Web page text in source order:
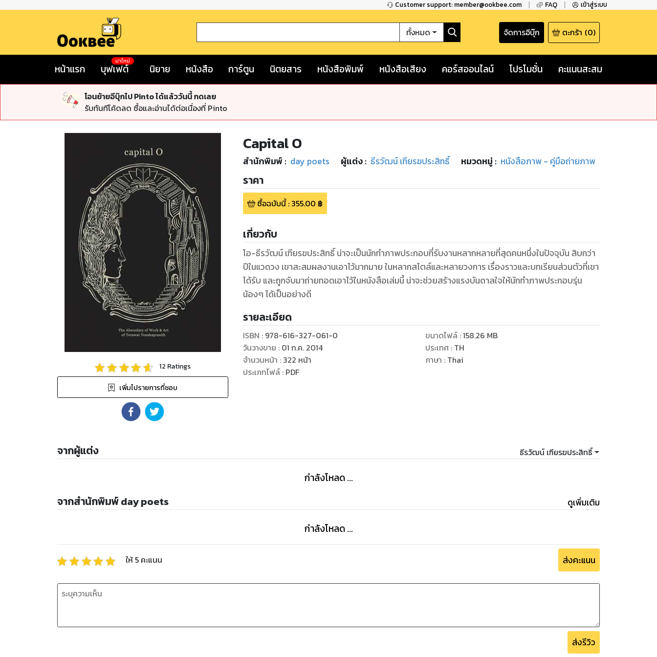
Customer support: member@ookbee.com FAQ เข้าสู่ระบบ
ทั้งหมด จัดการอีบุ๊ก ตะกร้า (0)
หน้าแรก บุฟเฟต์
มาใหม่
นิยาย หนังสือ การ์ตูน นิตยสาร หนังสือพิมพ์ หนังสือเสียง คอร์สออนไลน์ โปรโมชั่น คะแนนสะสม
โอนย้ายอีบุ๊กไป Pinto ได้แล้ววันนี้ กดเลย
รับทันทีโค้ดลด ซื้อและอ่านได้ต่อเนื่องที่ Pinto
12 Ratings
เพิ่มไปรายการที่ชอบ
Capital O
สำนักพิมพ์ : day poets ผู้แต่ง : ธีรวัฒน์ เฑียรฆประสิทธิ์ หมวดหมู่ : หนังสือภาพ - คู่มือถ่ายภาพ
ราคา
ซื้อฉบับนี้: 355.00 ฿
เกี่ยวกับ
โอ-ธีรวัฒน์ เฑียรฆประสิทธิ์ น่าจะเป็นนักทำภาพประกอบที่รับงานหลากหลายที่สุดคนหนึ่งในปัจจุบัน สิบกว่า
ปีในแวดวง เขาสะสมผลงานเอาไว้มากมาย ในหลากสไตล์และหลายวงการ เรื่องราวและบทเรียนส่วนตัวที่เขา
ได้รับ และถูกจับมาถ่ายทอดเอาไว้ในหนังสือเล่มนี้ น่าจะช่วยสร้างแรงบันดาลใจให้นักทำภาพประกอบรุ่น
น้องๆ ได้เป็นอย่างดี
รายละเอียด
ISBN : 978-616-327-061-0
วันวางขาย : 01 ก.ค. 2014
จำนวนหน้า : 322 หน้า
ประเภทไฟล์: PDF
ขนาดไฟล์:158.26 MB
ประเทศ : TH
ภาษา : Thai
จากผู้แต่ง ธีรวัฒน์ เฑียรฆประสิทธิ์
กำลังโหลด ...
จากสำนักพิมพ์ day poets ดูเพิ่มเติม
กำลังโหลด ...
ให้ 5 คะแนน ส่งคะแนน
ส่งรีวิว